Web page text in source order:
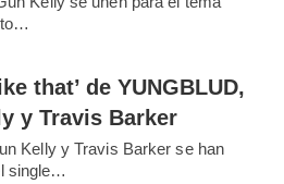
that’ de YUNGBLUD,
y Travis Barker
Kelly y Travis Barker se han
single…